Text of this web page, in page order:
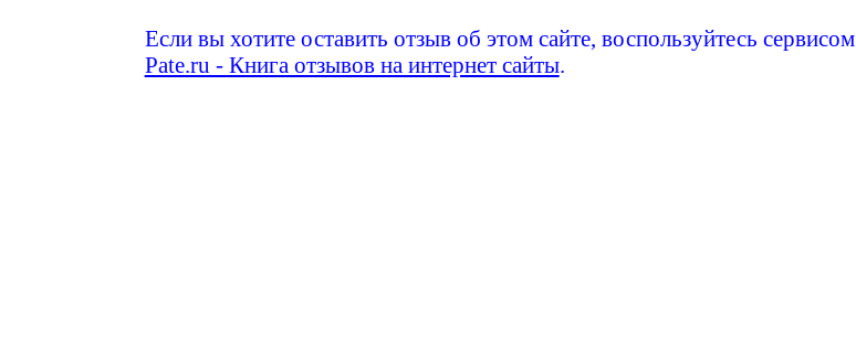
Если вы хотите оставить отзыв об этом сайте, воспользуйтесь сервисом
Pate.ru - Книга отзывов на интернет сайты.